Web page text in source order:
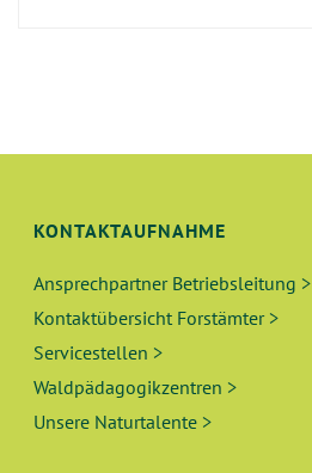
KONTAKTAUFNAHME
Ansprechpartner Betriebsleitung >
Kontaktübersicht Forstämter >
Servicestellen >
Waldpädagogikzentren >
Unsere Naturtalente >